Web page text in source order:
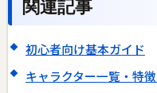
関連記事
初心者向け基本ガイド
キャラクター一覧・特